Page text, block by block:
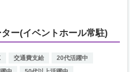
ー(イベントホール常駐)
交通費支給
20代活躍中